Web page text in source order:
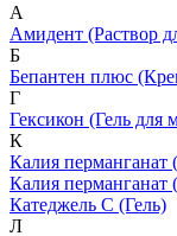
А
Амидент (Раствор
Б
Бепантен плюс
Г
Гексикон (Гель для
К
Калия перманганат
Калия перманганат
Катеджель С (Гель)
Л